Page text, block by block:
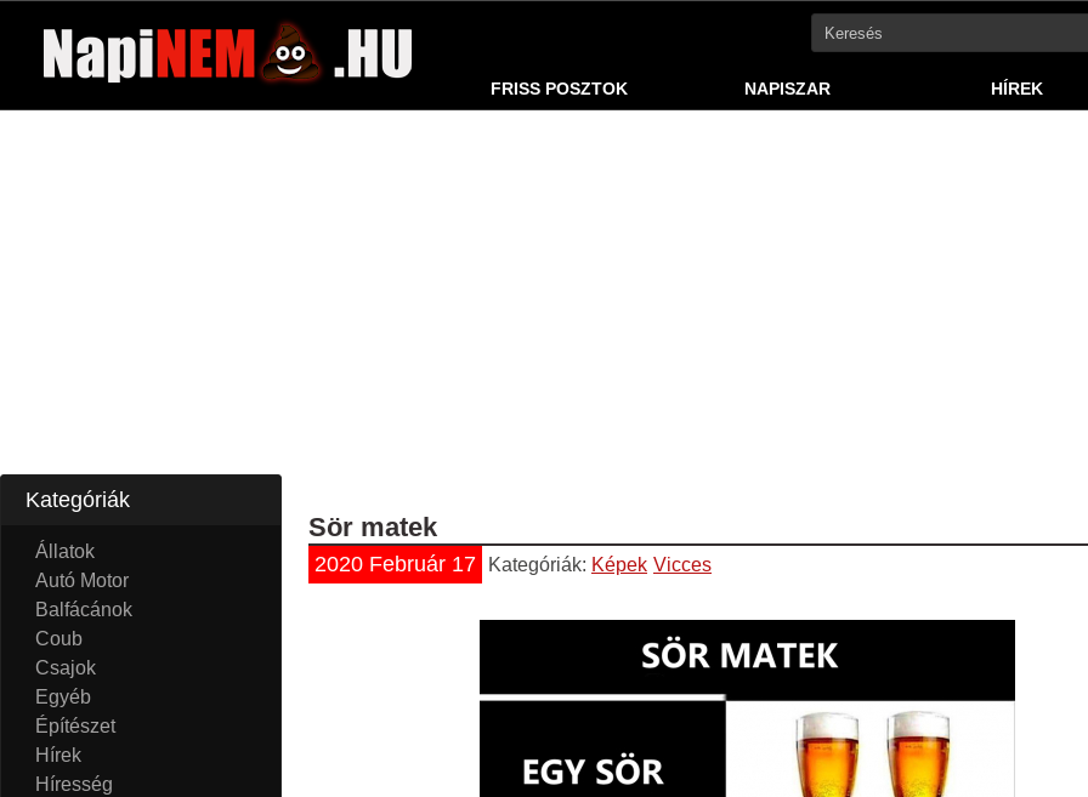
FRISS POSZTOK NAPISZAR HÍREK
Kategóriák
Állatok
Autó Motor
Balfácánok
Coub
Csajok
Egyéb
Építészet
Hírek
Híresség
Sör matek
2020 Február 17 Kategóriák: Képek Vicces